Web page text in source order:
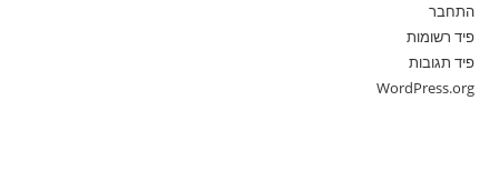
התחבר
פיד רשומות
פיד תגובות
WordPress.org